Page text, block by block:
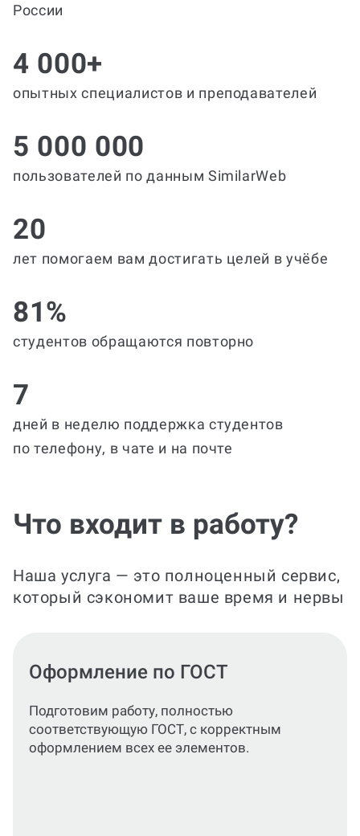
России
4 000+
опытных специалистов и преподавателей
5 000 000
пользователей по данным SimilarWeb
20
лет помогаем вам достигать целей в учёбе
81%
студентов обращаются повторно
7
дней в неделю поддержка студентов
по телефону, в чате и на почте
Что входит в работу?
Наша услуга — это полноценный сервис,
который сэкономит ваше время и нервы
Оформление по ГОСТ
Подготовим работу, полностью
соответствующую ГОСТ, с корректным
оформлением всех ее элементов.